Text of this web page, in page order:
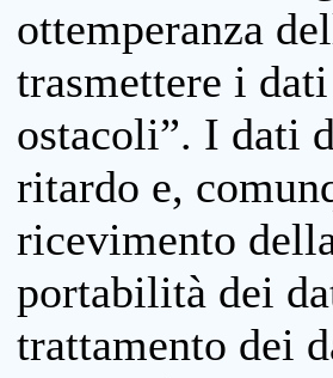
ottemperanza
trasmettere i
ostacoli”. I dati
ritardo e,
ricevimento
portabilità dei
trattamento dei